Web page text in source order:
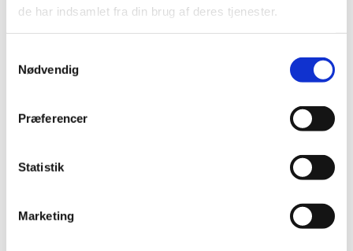
de har indsamlet fra din brug af deres tjenester.
Nødvendig
Præferencer
Statistik
Marketing
Husk tilmelding seneste
søndagen før til Leif på tlf. 41411686